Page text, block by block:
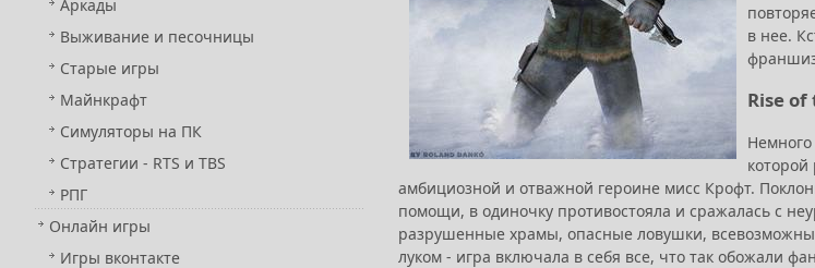
в нее.
Rise of
амбициозной и отважной героине мисс Крофт.
помощи, в одиночку противостояла и сражалась с
разрушенные храмы, опасные ловушки,
луком - игра включала в себя все, что так обожали
Аркады
Выживание и песочницы
Старые игры
Майнкрафт
Симуляторы на ПК
Стратегии - RTS и TBS
РПГ
Онлайн игры
Игры вконтакте